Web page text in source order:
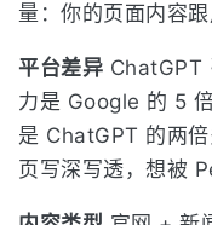
量：你的页面内容
平台差异 ChatGPT
力是 Google 的 5
是 ChatGPT 的两
页写深写透，想被